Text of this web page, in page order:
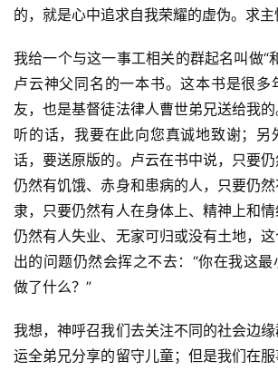
的，就是心中追求自我荣耀的虚伪。求主
我给一个与这一事工相关的群起名叫做“
卢云神父同名的一本书。这本书是很多
友，也是基督徒法律人曹世弟兄送给我
听的话，我要在此向您真诚地致谢；另
话，要送原版的。卢云在书中说，只要
仍然有饥饿、赤身和患病的人，只要仍
隶，只要仍然有人在身体上、精神上和
仍然有人失业、无家可归或没有土地，
出的问题仍然会挥之不去：“你在我这
做了什么？”
我想，神呼召我们去关注不同的社会边
运全弟兄分享的留守儿童；但是我们在